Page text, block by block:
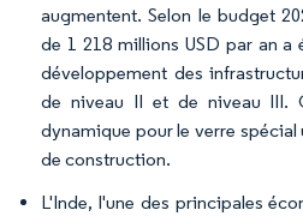
augmentent. Selon le budget
de 1 218 millions USD par an
développement des
de niveau II et de niveau III.
dynamique pour le verre
de construction.
L'Inde, l'une des principales